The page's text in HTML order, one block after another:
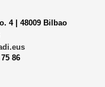
4 | 48009 Bilbao
86